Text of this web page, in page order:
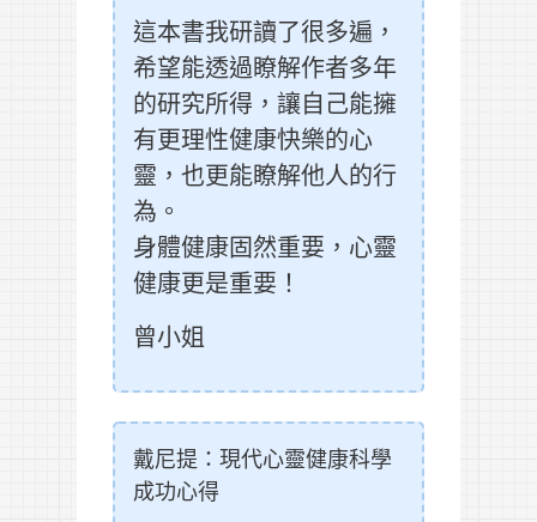
這本書我研讀了很多遍，
希望能透過瞭解作者多年
的研究所得，讓自己能擁
有更理性健康快樂的心
靈，也更能瞭解他人的行
為。
身體健康固然重要，心靈
健康更是重要！
曾小姐
戴尼提：現代心靈健康科學
成功心得